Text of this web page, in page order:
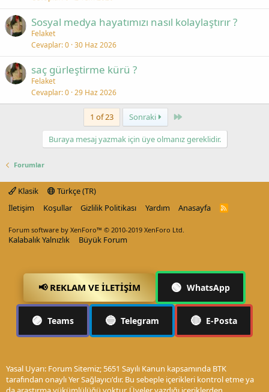
Sosyal medya hayatımızı nasıl kolaylaştırır ?
Felaket
Cevaplar 0 30 Haz 2026
saç gürleştirme kürü ?
Felaket
Cevaplar 0 29 Haz 2026
1 of 23 Sonraki Last
Buraya mesaj yazmak için üye olmanız gereklidir.
Forumlar
Klasik
Türkçe (TR)
İletişim
Koşullar Gizlilik Politikası Yardım Anasayfa
R
Forum software by XenForo™ © 2010-2019 XenForo Ltd.
Kalabalık Yalnızlık Büyük Forum
📢 REKLAM VE İLETIŞIM 🟢 WhatsApp
🟣 Teams 🔵 Telegram 🔴 E-Posta
Yasal Uyarı: Forum Sitemiz; 5651 Sayılı Kanun kapsamında BTK
tarafından onaylı Yer Sağlayıcı'dır. Bu sebeple içerikleri kontrol etme ya